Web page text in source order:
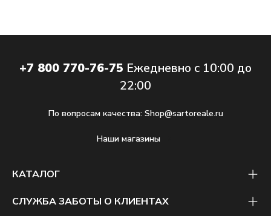
КАТАЛОГ
СЛУЖБА ЗАБОТЫ О КЛИЕНТАХ
+7 800 770-76-75 Ежедневно с 10:00 до
22:00
По вопросам качества: Shop@sartoreale.ru
Наши магазины